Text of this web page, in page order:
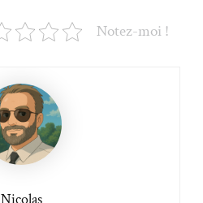
Notez-moi !
Nicolas